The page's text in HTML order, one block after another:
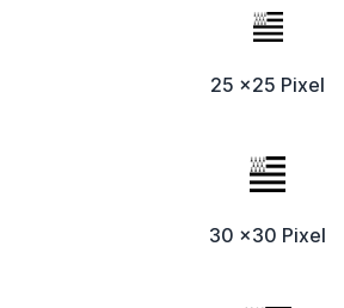
25 x25 Pixel
30 x30 Pixel